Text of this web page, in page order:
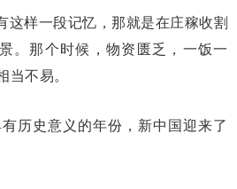
这样一段记忆，那就是在庄稼收割
。那个时候，物资匮乏，一饭一
不易。
历史意义的年份，新中国迎来了